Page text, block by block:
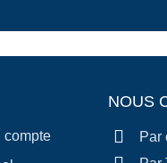
compte
NOUS
Par